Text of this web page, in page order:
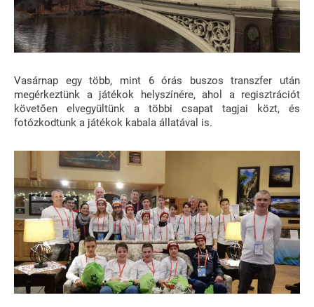
Vasárnap egy több, mint 6 órás buszos transzfer után
megérkeztünk a játékok helyszínére, ahol a regisztrációt
követően elvegyültünk a többi csapat tagjai közt, és
fotózkodtunk a játékok kabala állatával is.